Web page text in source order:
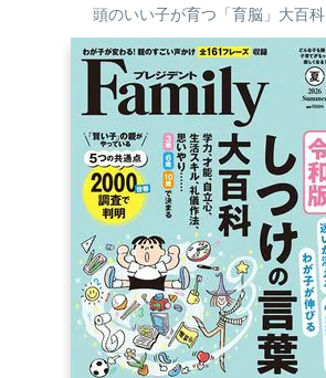
頭のいい子が育つ「育脳」大百科